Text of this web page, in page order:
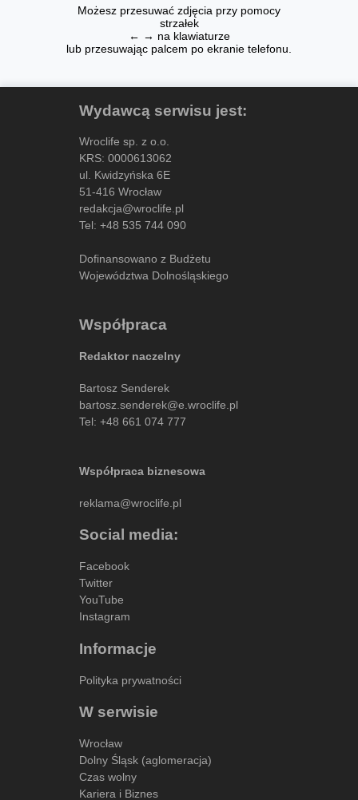
Możesz przesuwać zdjęcia przy pomocy
strzałek
← → na klawiaturze
lub przesuwając palcem po ekranie telefonu.
Wydawcą serwisu jest:
Wroclife sp. z o.o.
KRS: 0000613062
ul. Kwidzyńska 6E
51-416 Wrocław
redakcja@wroclife.pl
Tel: +48 535 744 090
Dofinansowano z Budżetu
Województwa Dolnośląskiego
Współpraca
Redaktor naczelny
Bartosz Senderek
bartosz.senderek@e.wroclife.pl
Tel: +48 661 074 777
Współpraca biznesowa
reklama@wroclife.pl
Social media:
Facebook
Twitter
YouTube
Instagram
Informacje
Polityka prywatności
W serwisie
Wrocław
Dolny Śląsk (aglomeracja)
Czas wolny
Kariera i Biznes